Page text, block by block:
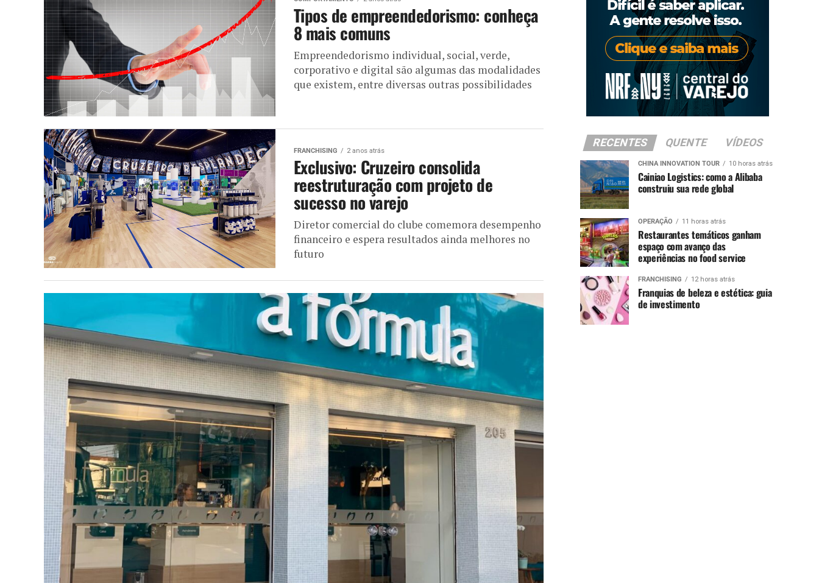
Tipos de empreendedorismo: conheça
8 mais comuns
Empreendedorismo individual, social, verde,
corporativo e digital são algumas das modalidades
que existem, entre diversas outras possibilidades
FRANCHISING 2 anos atrás
Exclusivo: Cruzeiro consolida
reestruturação com projeto de
sucesso no varejo
Diretor comercial do clube comemora desempenho
financeiro e espera resultados ainda melhores no
futuro
RECENTES QUENTE VÍDEOS
CHINA INNOVATION TOUR 10 horas atrás
Cainiao Logistics: como a Alibaba
construiu sua rede global
OPERAÇÃO 11 horas atrás
Restaurantes temáticos ganham
espaço com avanço das
experiências no food service
FRANCHISING 12 horas atrás
Franquias de beleza e estética: guia
de investimento